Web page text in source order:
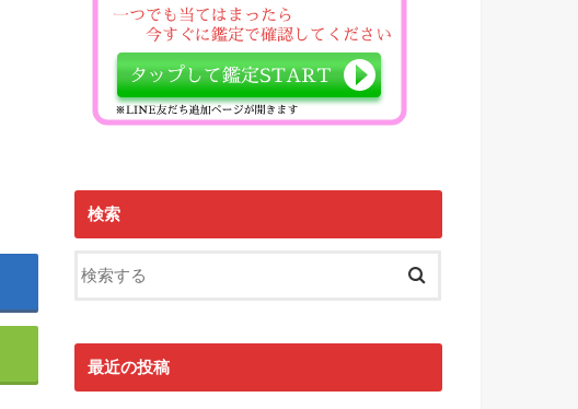
検索
最近の投稿